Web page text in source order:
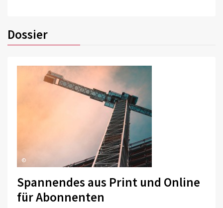
Dossier
©
Spannendes aus Print und Online
für Abonnenten